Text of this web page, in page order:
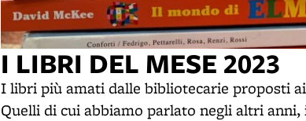
I LIBRI DEL MESE 2023
I libri più amati dalle bibliotecarie proposti
Quelli di cui abbiamo parlato negli altri